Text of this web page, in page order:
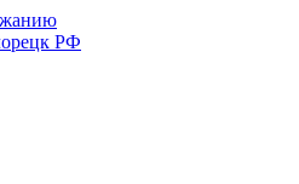
РФ